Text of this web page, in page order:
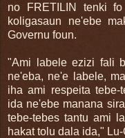
no FRETILIN tenki
koligasaun ne'ebe
Governu foun.
"Ami labele ezizi fali
ne'eba, ne'e labele,
iha ami respeita tebe-
ida ne'ebe manana
tebe-tebes tantu ami
hakat tolu dala ida,"